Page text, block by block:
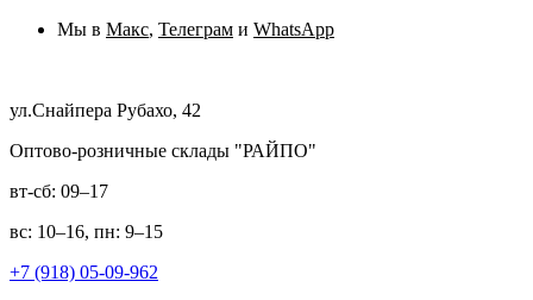
Мы в Макс, Телеграм и WhatsApp
ул.Снайпера Рубахо, 42
Оптово-розничные склады "РАЙПО"
вт-сб: 09–17
вс: 10–16, пн: 9–15
+7 (918) 05-09-962